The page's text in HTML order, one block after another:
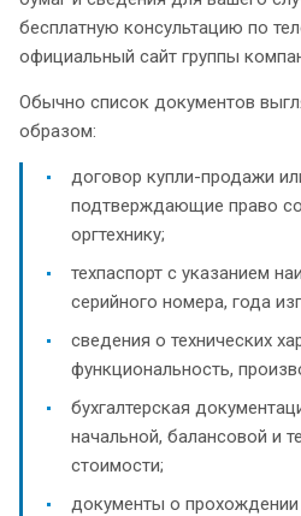
бесплатную консультацию по
официальный сайт группы
Обычно список документов
образом:
договор купли-продажи
подтверждающие право
оргтехнику;
техпаспорт с указанием
серийного номера, года
сведения о технических
функциональность,
бухгалтерская
начальной, балансовой и
стоимости;
документы о прохождении